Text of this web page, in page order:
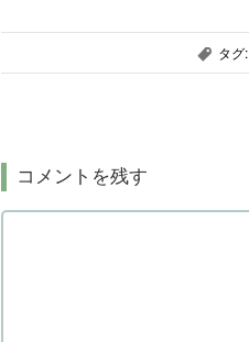
, タグ:
コメントを残す